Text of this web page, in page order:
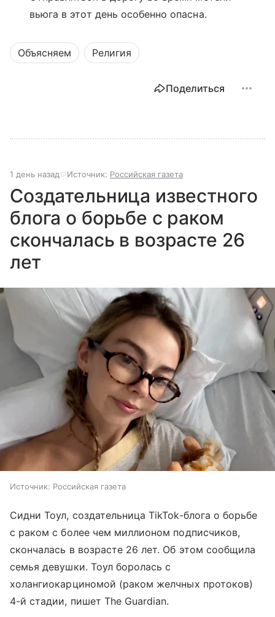
вьюга в этот день особенно опасна.
Объясняем Религия
Поделиться
1 день назад Источник: Российская газета
Создательница известного
блога о борьбе с раком
скончалась в возрасте 26
лет
Источник: Российская газета
Сидни Тоул, создательница TikTok-блога о борьбе
с раком с более чем миллионом подписчиков,
скончалась в возрасте 26 лет. Об этом сообщила
семья девушки. Тоул боролась с
холангиокарциномой (раком желчных протоков)
4-й стадии, пишет The Guardian.